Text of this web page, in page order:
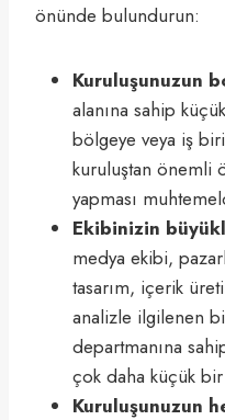
önünde bulundurun:
Kuruluşunuzun
alanına sahip
bölgeye veya iş
kuruluştan önemli
yapması
Ekibinizin
medya ekibi,
tasarım, içerik
analizle ilgilenen
departmanına
çok daha küçük
Kuruluşunuzun